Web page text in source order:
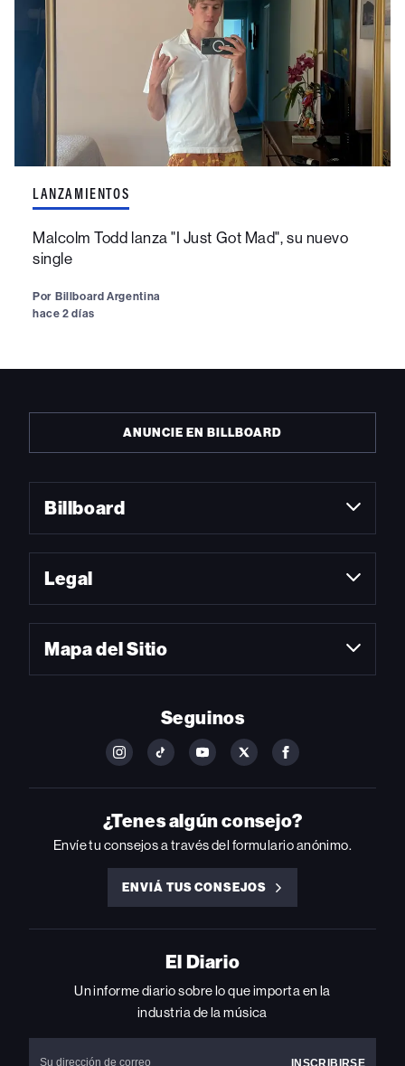
LANZAMIENTOS
Malcolm Todd lanza "I Just Got Mad", su nuevo
single
Por Billboard Argentina
hace 2 días
ANUNCIE EN BILLBOARD
Billboard
Legal
Mapa del Sitio
Seguinos
FOLLOW
ON
INSTAGRAM
FOLLOW
ON
YOUTUBE
FOLLOW
ON
YOUTUBE
FOLLOW
ON
FOLLOW
ON
FACEBOOK
¿Tenes algún consejo?
Envíe tu consejos a través del formulario anónimo.
ENVIÁ TUS CONSEJOS
ENVIÁ
CONSEJOS
El Diario
Un informe diario sobre lo que importa en la
industria de la música